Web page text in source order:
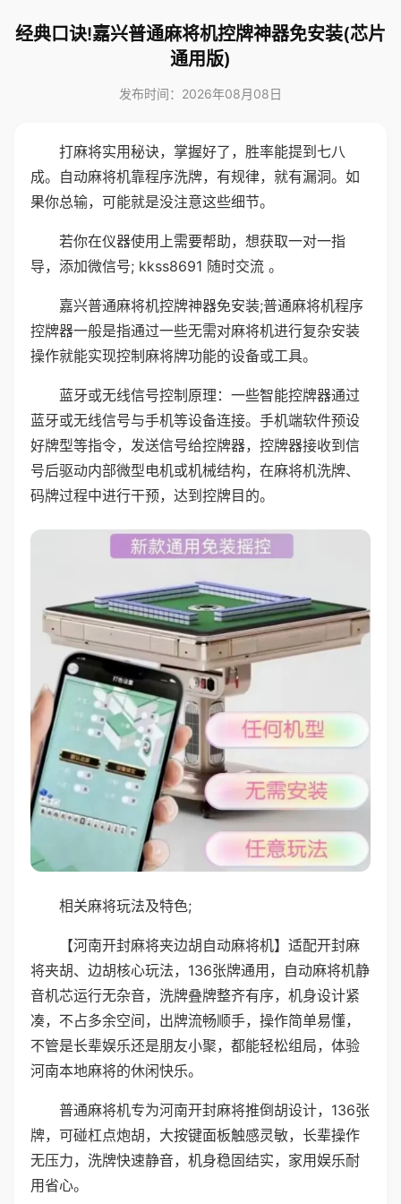
经典口诀!嘉兴普通麻将机控牌神器免安装(芯片
通用版)
发布时间：2026年08月08日
打麻将实用秘诀，掌握好了，胜率能提到七八
成。自动麻将机靠程序洗牌，有规律，就有漏洞。如
果你总输，可能就是没注意这些细节。
若你在仪器使用上需要帮助，想获取一对一指
导，添加微信号; kkss8691 随时交流 。
嘉兴普通麻将机控牌神器免安装;普通麻将机程序
控牌器一般是指通过一些无需对麻将机进行复杂安装
操作就能实现控制麻将牌功能的设备或工具。
蓝牙或无线信号控制原理：一些智能控牌器通过
蓝牙或无线信号与手机等设备连接。手机端软件预设
好牌型等指令，发送信号给控牌器，控牌器接收到信
号后驱动内部微型电机或机械结构，在麻将机洗牌、
码牌过程中进行干预，达到控牌目的。
相关麻将玩法及特色;
【河南开封麻将夹边胡自动麻将机】适配开封麻
将夹胡、边胡核心玩法，136张牌通用，自动麻将机静
音机芯运行无杂音，洗牌叠牌整齐有序，机身设计紧
凑，不占多余空间，出牌流畅顺手，操作简单易懂，
不管是长辈娱乐还是朋友小聚，都能轻松组局，体验
河南本地麻将的休闲快乐。
普通麻将机专为河南开封麻将推倒胡设计，136张
牌，可碰杠点炮胡，大按键面板触感灵敏，长辈操作
无压力，洗牌快速静音，机身稳固结实，家用娱乐耐
用省心。